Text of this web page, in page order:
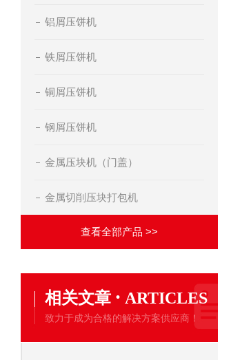
铝屑压饼机
铁屑压饼机
铜屑压饼机
钢屑压饼机
金属压块机（门盖）
金属切削压块打包机
查看全部产品 >>
相关文章 · ARTICLES
致力于成为合格的解决方案供应商！